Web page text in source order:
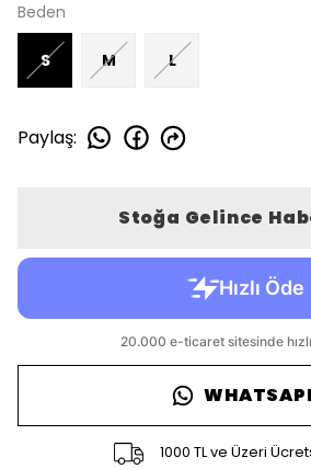
Beden
S M L
Paylaş:
Stoğa Gelince
1000 TL ve Üzeri